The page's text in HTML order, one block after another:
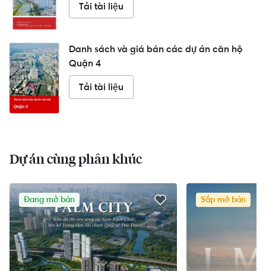
Tải tài liệu
Danh sách và giá bán các dự án căn hộ
Quận 4
Tải tài liệu
Dự án cùng phân khúc
Đang mở bán Sắp mở bán